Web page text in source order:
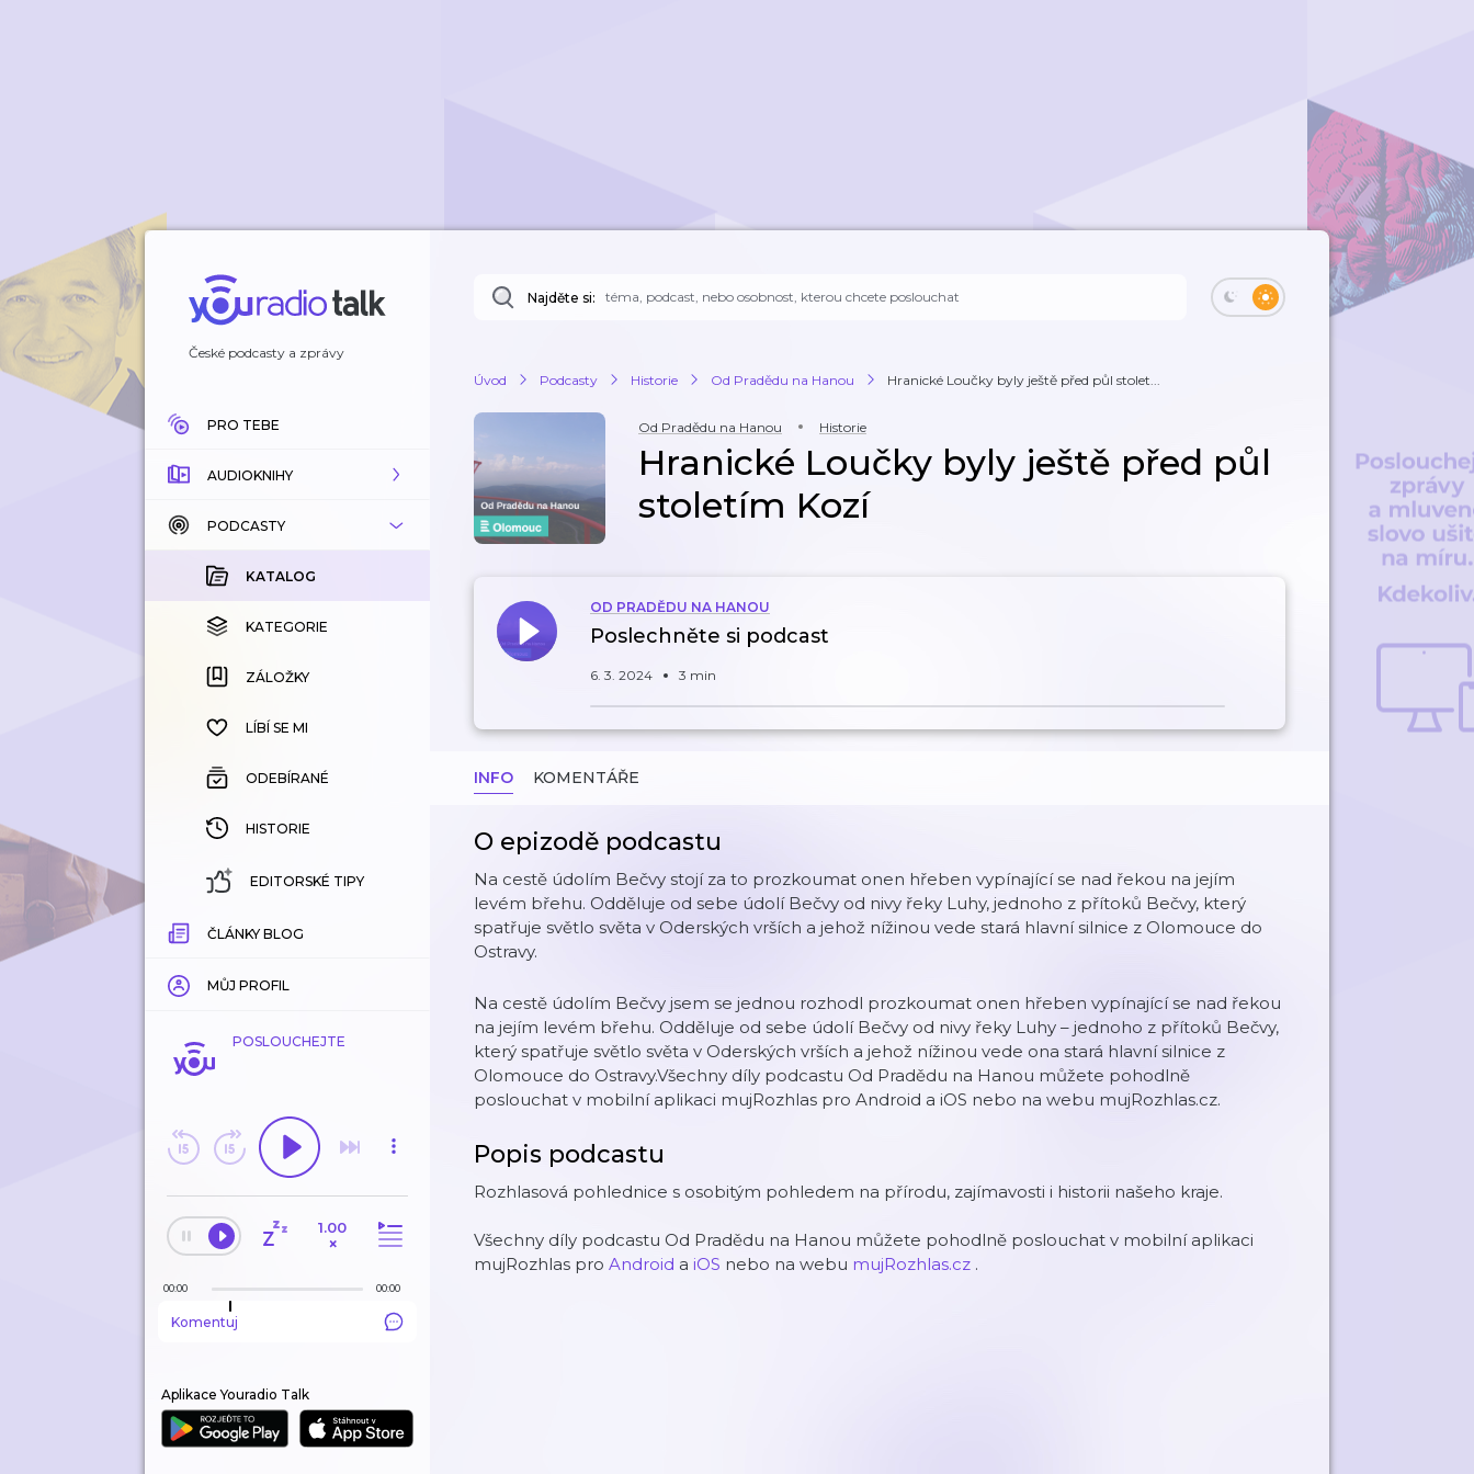
České podcasty a zprávy
PRO TEBE
AUDIOKNIHY
KATALOG
KOUPENÉ
KATEGORIE
ZÁLOŽKY
HISTORIE
PODCASTY
KATALOG
KATEGORIE
ZÁLOŽKY
LÍBÍ SE MI
ODEBÍRANÉ
HISTORIE
EDITORSKÉ TIPY
ČLÁNKY BLOG
MŮJ PROFIL
POSLOUCHEJTE
1.00
×
00:00 00:00
Komentuj
Aplikace Youradio Talk
Najděte si:
Úvod Podcasty Historie Od Pradědu na Hanou Hranické Loučky byly ještě před půl stolet...
Od Pradědu na Hanou Historie
Hranické Loučky byly ještě před půl
stoletím Kozí
OD PRADĚDU NA HANOU
Poslechněte si podcast
6. 3. 2024 3 min
INFO KOMENTÁŘE
O epizodě podcastu
Na cestě údolím Bečvy stojí za to prozkoumat onen hřeben vypínající se nad řekou na jejím
levém břehu. Odděluje od sebe údolí Bečvy od nivy řeky Luhy, jednoho z přítoků Bečvy, který
spatřuje světlo světa v Oderských vrších a jehož nížinou vede stará hlavní silnice z Olomouce do
Ostravy.
Na cestě údolím Bečvy jsem se jednou rozhodl prozkoumat onen hřeben vypínající se nad řekou
na jejím levém břehu. Odděluje od sebe údolí Bečvy od nivy řeky Luhy – jednoho z přítoků Bečvy,
který spatřuje světlo světa v Oderských vrších a jehož nížinou vede ona stará hlavní silnice z
Olomouce do Ostravy.Všechny díly podcastu Od Pradědu na Hanou můžete pohodlně
poslouchat v mobilní aplikaci mujRozhlas pro Android a iOS nebo na webu mujRozhlas.cz.
Popis podcastu
Rozhlasová pohlednice s osobitým pohledem na přírodu, zajímavosti i historii našeho kraje.
Všechny díly podcastu Od Pradědu na Hanou můžete pohodlně poslouchat v mobilní aplikaci
mujRozhlas pro Android a iOS nebo na webu mujRozhlas.cz .